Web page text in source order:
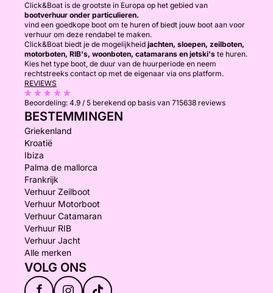
Click&Boat is de grootste in Europa op het gebied van
bootverhuur onder particulieren.
vind een goedkope boot om te huren of biedt jouw boot aan voor
verhuur om deze rendabel te maken.
Click&Boat biedt je de mogelijkheid jachten, sloepen, zeilboten,
motorboten, RIB's, woonboten, catamarans en jetski's te huren.
Kies het type boot, de duur van de huurperiode en neem
rechtstreeks contact op met de eigenaar via ons platform.
REVIEWS
Beoordeling: 4.9 / 5 berekend op basis van 715638 reviews
BESTEMMINGEN
Griekenland
Kroatië
Ibiza
Palma de mallorca
Frankrijk
Verhuur Zeilboot
Verhuur Motorboot
Verhuur Catamaran
Verhuur RIB
Verhuur Jacht
Alle merken
VOLG ONS